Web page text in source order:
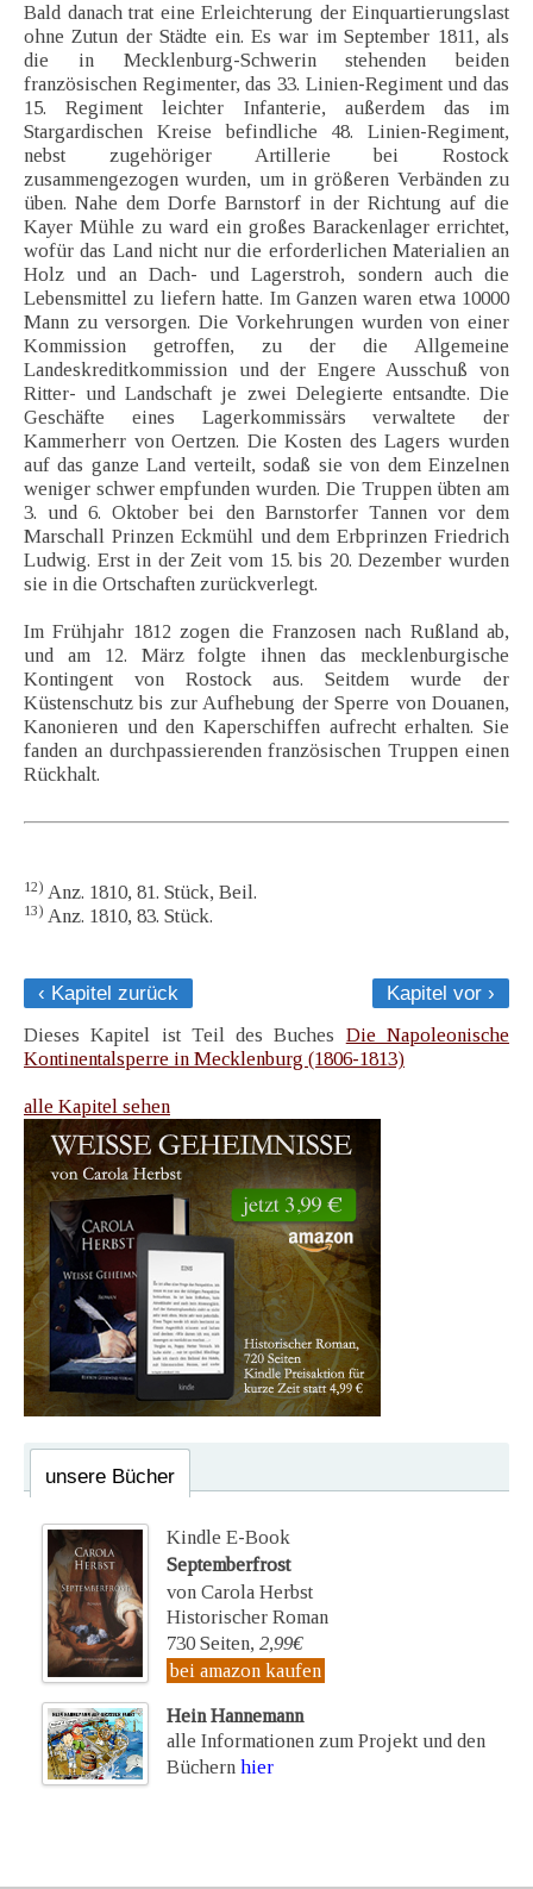
Bald danach trat eine Erleichterung der Einquartierungslast
ohne Zutun der Städte ein. Es war im September 1811, als
die in Mecklenburg-Schwerin stehenden beiden
französischen Regimenter, das 33. Linien-Regiment und das
15. Regiment leichter Infanterie, außerdem das im
Stargardischen Kreise befindliche 48. Linien-Regiment,
nebst zugehöriger Artillerie bei Rostock
zusammengezogen wurden, um in größeren Verbänden zu
üben. Nahe dem Dorfe Barnstorf in der Richtung auf die
Kayer Mühle zu ward ein großes Barackenlager errichtet,
wofür das Land nicht nur die erforderlichen Materialien an
Holz und an Dach- und Lagerstroh, sondern auch die
Lebensmittel zu liefern hatte. Im Ganzen waren etwa 10000
Mann zu versorgen. Die Vorkehrungen wurden von einer
Kommission getroffen, zu der die Allgemeine
Landeskreditkommission und der Engere Ausschuß von
Ritter- und Landschaft je zwei Delegierte entsandte. Die
Geschäfte eines Lagerkommissärs verwaltete der
Kammerherr von Oertzen. Die Kosten des Lagers wurden
auf das ganze Land verteilt, sodaß sie von dem Einzelnen
weniger schwer empfunden wurden. Die Truppen übten am
3. und 6. Oktober bei den Barnstorfer Tannen vor dem
Marschall Prinzen Eckmühl und dem Erbprinzen Friedrich
Ludwig. Erst in der Zeit vom 15. bis 20. Dezember wurden
sie in die Ortschaften zurückverlegt.
Im Frühjahr 1812 zogen die Franzosen nach Rußland ab,
und am 12. März folgte ihnen das mecklenburgische
Kontingent von Rostock aus. Seitdem wurde der
Küstenschutz bis zur Aufhebung der Sperre von Douanen,
Kanonieren und den Kaperschiffen aufrecht erhalten. Sie
fanden an durchpassierenden französischen Truppen einen
Rückhalt.
12) Anz. 1810, 81. Stück, Beil.
13) Anz. 1810, 83. Stück.
‹ Kapitel zurück
Kapitel vor ›
Dieses Kapitel ist Teil des Buches Die Napoleonische
Kontinentalsperre in Mecklenburg (1806-1813)
alle Kapitel sehen
unsere Bücher
Kindle E-Book
Septemberfrost
von Carola Herbst
Historischer Roman
730 Seiten, 2,99€
bei amazon kaufen
Hein Hannemann
alle Informationen zum Projekt und den
Büchern hier